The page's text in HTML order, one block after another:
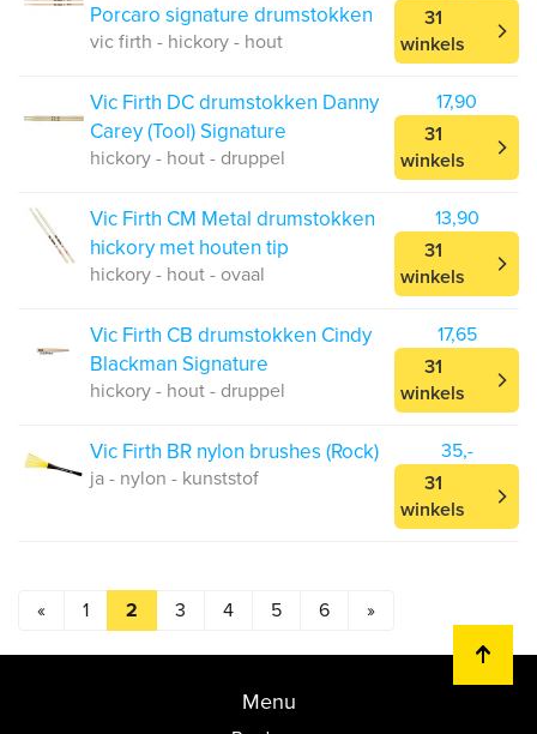
Porcaro signature drumstokken
vic firth - hickory - hout
31
winkels
Vic Firth DC drumstokken Danny
Carey (Tool) Signature
hickory - hout - druppel
17,90
31
winkels
Vic Firth CM Metal drumstokken
hickory met houten tip
hickory - hout - ovaal
13,90
31
winkels
Vic Firth CB drumstokken Cindy
Blackman Signature
hickory - hout - druppel
17,65
31
winkels
Vic Firth BR nylon brushes (Rock)
ja - nylon - kunststof
35,-
31
winkels
« 1 2 3 4 5 6 »
Menu